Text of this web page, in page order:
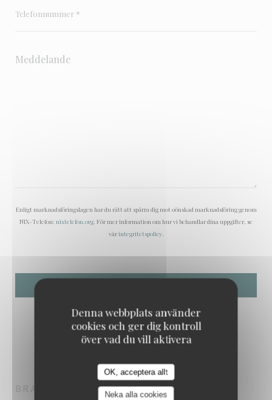
Denna webbplats använder
cookies och ger dig kontroll
över vad du vill aktivera
OK, acceptera allt
Neka alla cookies
Enligt marknadsföringslagen har du rätt att spärra dig mot oönskad marknadsföring genom
NIX-Telefon: nixtelefon.org . För mer information om hur vi behandlar dina uppgifter, se
vårintegritetspolicy.
BRASSERIE ROSALIECHESSY